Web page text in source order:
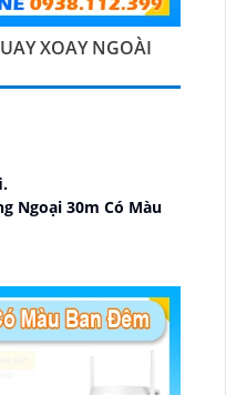
XOAY NGOÀI
Ngoại 30m Có Màu